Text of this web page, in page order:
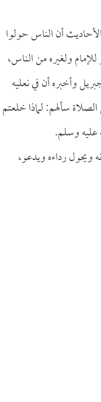
أن الناس حولوا
ولغيره من الناس،
وأخبره أن في نعليه
سألهم: لماذا خلعتم
عليه وسلم.
ويحول رداءه ويدعو،